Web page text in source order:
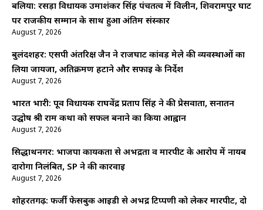
बलिया: रसड़ा विधायक उमाशंकर सिंह पंचतत्व में विलीन, शिवरामपुर घाट
पर राजकीय सम्मान के साथ हुआ अंतिम संस्कार
August 7, 2026
बुलंदशहर: एसपी अंतरिक्ष जैन ने राजघाट कांवड़ मेले की व्यवस्थाओं का
लिया जायजा, अतिक्रमण हटाने और सफाई के निर्देश
August 7, 2026
भारत भारी: पूर्व विधायक राघवेंद्र प्रताप सिंह ने की प्रेसवार्ता, सनातन
उद्घोष श्री राम कथा को सफल बनाने का किया आह्वान
August 7, 2026
सिद्धार्थनगर: भाजपा कार्यकर्ता से अभद्रता व मारपीट के आरोप में नायब
दारोगा निलंबित, SP ने की कार्रवाई
August 7, 2026
शोहरतगढ़: फर्जी फेसबुक आईडी से अभद्र टिप्पणी को लेकर मारपीट, दो